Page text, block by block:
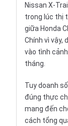
Nissan X-
trong lúc thị
giữa Honda
Chính vì vậy,
vào tình
tháng.
Tuy doanh
đúng thực
mang đến
cách tổng